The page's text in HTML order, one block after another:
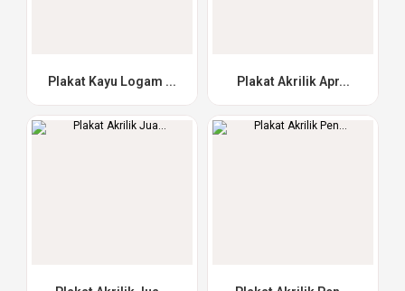
Plakat Kayu Logam ... Plakat Akrilik Apr...